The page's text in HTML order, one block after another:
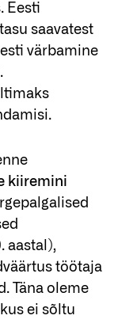
Eesti
saavatest
värbamine
kiiremini
aastal),
töötaja
Täna oleme
ei sõltu